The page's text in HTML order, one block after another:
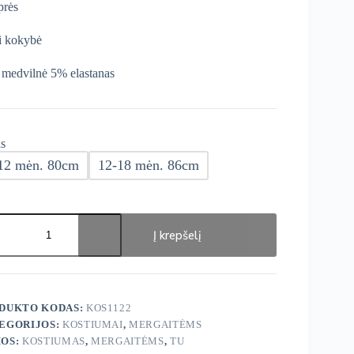
kokybė
5% elastanas
mėn. 80cm 12-18 mėn. 86cm
Į krepšelį
KODAS: KOS1122
KOSTIUMAI,MERGAITĖMS
KOSTIUMAS,MERGAITĖMS, TU